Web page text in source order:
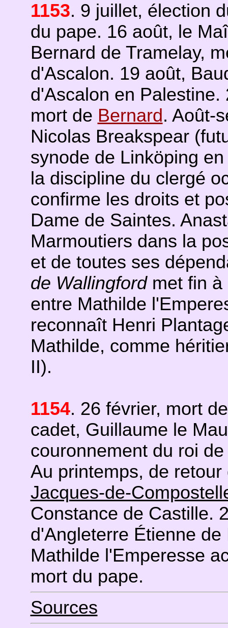
1153. 9 juillet, élection
du pape. 16 août, le
Bernard de Tramelay,
d'Ascalon. 19 août,
d'Ascalon en
mort de Bernard . Août-
Nicolas Breakspear
synode de Linköping
la discipline du clergé
confirme les droits et
Dame de Saintes.
Marmoutiers dans la
et de toutes ses
de Wallingfordmet fin à
entre Mathilde
reconnaît Henri
Mathilde, comme
II).
1154. 26 février, mort
cadet, Guillaume le
couronnement du roi
Au printemps, de
Jacques-de-
Constance de Castille.
d'Angleterre Étienne
Mathilde l'Emperesse
mort du pape.
Sources